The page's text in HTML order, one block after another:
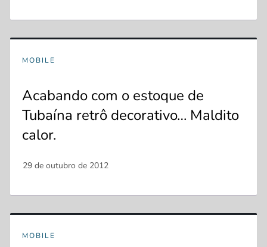
MOBILE
Acabando com o estoque de
Tubaína retrô decorativo… Maldito
calor.
MOBILE